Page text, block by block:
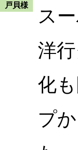
戸貝様
ス
洋
化
プ